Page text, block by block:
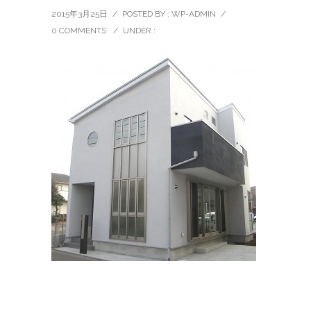
2015年3月25日 / POSTED BY : WP-ADMIN /
0 COMMENTS
/ UNDER :